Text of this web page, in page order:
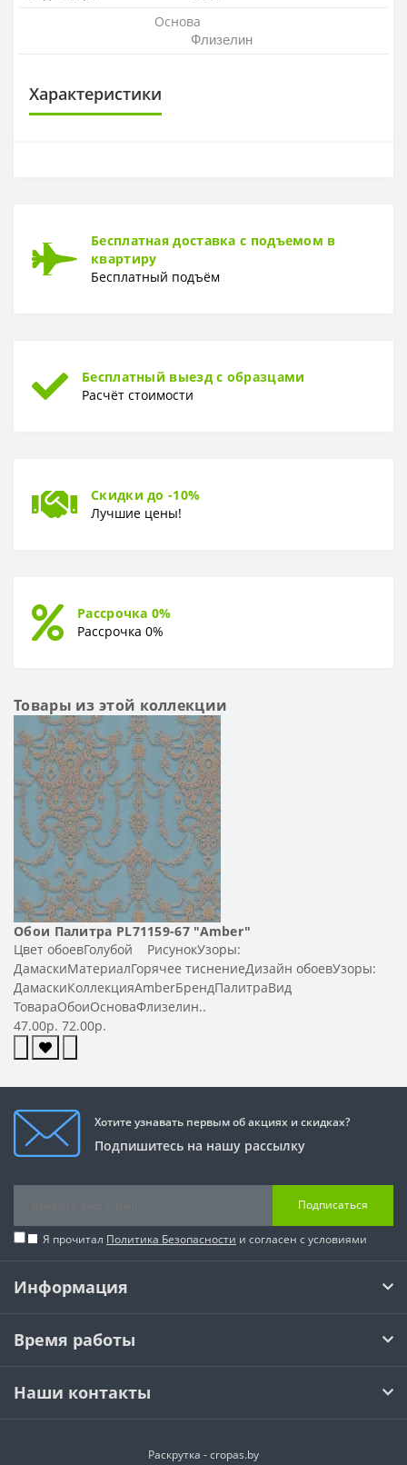
Основа
Флизелин
Характеристики
Раппорт
РУЛОН
Бесплатная доставка с подъемом в
квартиру
Бесплатный подъём
Бесплатный выезд с образцами
Расчёт стоимости
Скидки до -10%
Лучшие цены!
Рассрочка 0%
Рассрочка 0%
Товары из этой коллекции
Обои Палитра PL71159-67 "Amber"
Цвет обоевГолубой РисунокУзоры:
ДамаскиМатериалГорячее тиснениеДизайн обоевУзоры:
ДамаскиКоллекцияAmberБрендПалитраВид
ТовараОбоиОсноваФлизелин..
47.00р. 72.00р.
Хотите узнавать первым об акциях и скидках?
Подпишитесь на нашу рассылку
Подписаться
Я прочитал Политика Безопасности и согласен с условиями
Информация
Время работы
Наши контакты
Раскрутка -cropas.by